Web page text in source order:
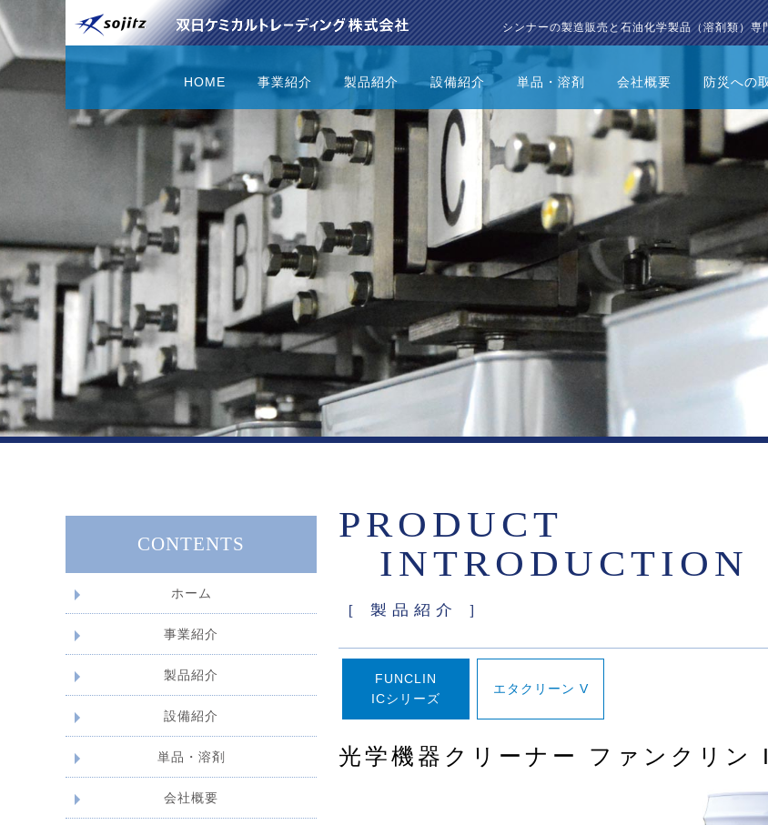
シンナーの製造販売と石油化学製品（溶剤類）
HOME 事業紹介 製品紹介 設備紹介 単品・溶剤 会社概要 防災への
PRODUCT
INTRODUCTION
［ 製品紹介 ］
FUNCLIN
ICシリーズ
エタクリーン V
光学機器クリーナー ファンクリン
CONTENTS
ホーム
事業紹介
シンナー類の受託製造・販売
各種シンナー・洗浄剤の開発
ドラム缶への詰替えについて
製品紹介
FUNCLIN ICシリーズ
設備紹介
単品・溶剤
会社概要